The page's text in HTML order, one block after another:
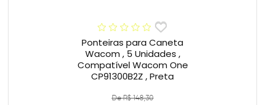
Ponteiras para Caneta
Wacom , 5 Unidades ,
Compatível Wacom One
CP91300B2Z , Preta
De R$ 148,30